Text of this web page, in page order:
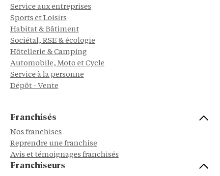
Service aux entreprises
Sports et Loisirs
Habitat & Bâtiment
Sociétal, RSE & écologie
Hôtellerie & Camping
Automobile, Moto et Cycle
Service à la personne
Dépôt - Vente
Franchisés
Nos franchises
Reprendre une franchise
Avis et témoignages franchisés
Franchiseurs